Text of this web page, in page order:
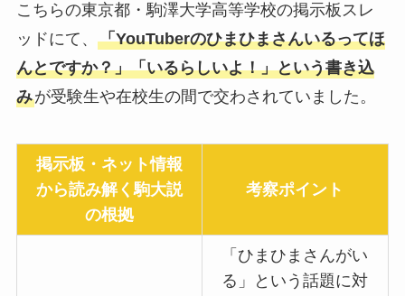
こちらの東京都・駒澤大学高等学校の掲示板スレ
ッドにて、 「YouTuberのひまひまさんいるってほ
んとですか？」「いるらしいよ！」という書き込
みが受験生や在校生の間で交わされていました。
掲示板・ネット情報
から読み解く駒大説
の根拠
考察ポイント
「ひまひまさんがい
る」という話題に対